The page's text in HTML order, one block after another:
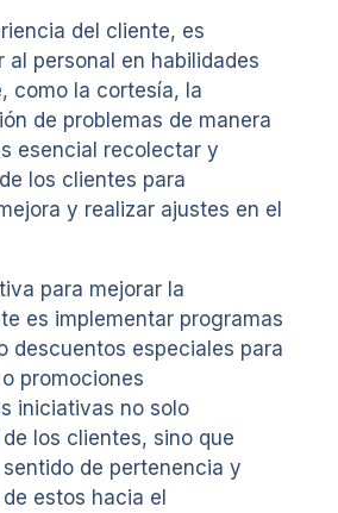
del cliente, es
personal en habilidades
como la cortesía, la
de problemas de manera
esencial recolectar y
los clientes para
y realizar ajustes en el
para mejorar la
es implementar programas
descuentos especiales para
promociones
iniciativas no solo
los clientes, sino que
de pertenencia y
estos hacia el